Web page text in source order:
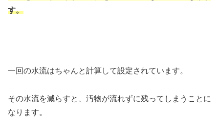
す。
一回の水流はちゃんと計算して設定されています。
その水流を減らすと、汚物が流れずに残ってしまうことに
なります。